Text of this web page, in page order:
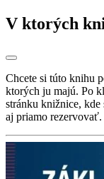
V ktorých
Chcete si túto knihu
ktorých ju majú. Po
stránku knižnice,
aj priamo rezervovať.